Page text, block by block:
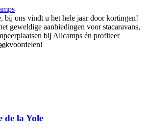
bij ons vindt u het hele jaar door kortingen!
geweldige aanbiedingen voor stacaravans,
bij Allcamps én profiteer
de la Yole